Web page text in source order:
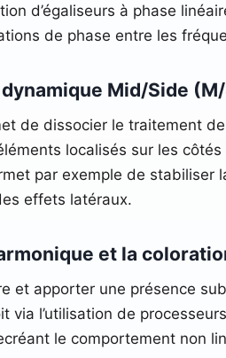
d’égaliseurs à phase
de phase entre les
Mid/Side
de dissocier le traitement
localisés sur les
par exemple de
effets latéraux.
et la
et apporter une présence
via l’utilisation de
le comportement non